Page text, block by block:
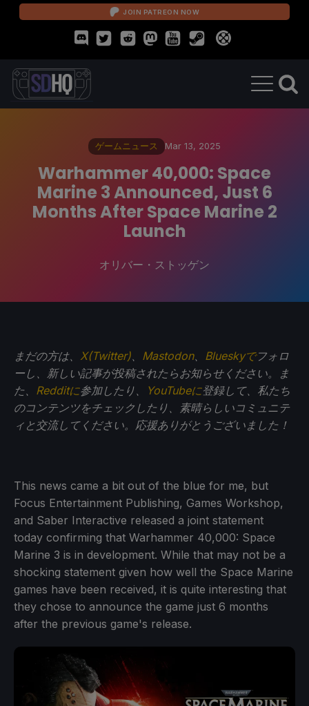
JOIN PATREON NOW
ゲームニュース Mar 13, 2025
Warhammer 40,000: Space
Marine 3 Announced, Just 6
Months After Space Marine 2
Launch
オリバー・ストッゲン
まだの方は、 X(Twitter) Mastodon、 Blueskyでフォロ
ーし、新しい記事が投稿されたらお知らせください。ま
た、 Redditに参加したり、 YouTubeに登録して、私たち
のコンテンツをチェックしたり、素晴らしいコミュニテ
ィと交流してください。応援ありがとうございました！
This news came a bit out of the blue for me, but
Focus Entertainment Publishing, Games Workshop,
and Saber Interactive released a joint statement
today confirming that Warhammer 40,000: Space
Marine 3 is in development. While that may not be a
shocking statement given how well the Space Marine
games have been received, it is quite interesting that
they chose to announce the game just 6 months
after the previous game's release.